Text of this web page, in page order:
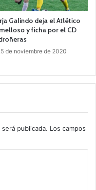
Galindo deja el Atlético
y ficha por el CD
de noviembre de 2020
publicada. Los campos